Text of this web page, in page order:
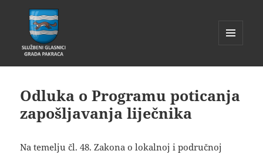
WIDGETI
Odluka o Programu poticanja
zapošljavanja liječnika
Na temelju čl. 48. Zakona o lokalnoj i područnoj